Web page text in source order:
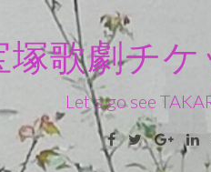
塚歌劇チ
Let's go see
Facebook
Twitter